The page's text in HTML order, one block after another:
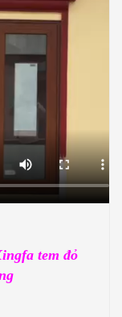
vân gỗ
tem đỏ